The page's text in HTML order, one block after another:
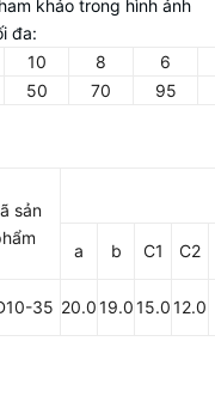
khảo trong hình ảnh
đa:
10 8 6
50 70 95
sản
a b C1 C2
35 20.019.015.012.0